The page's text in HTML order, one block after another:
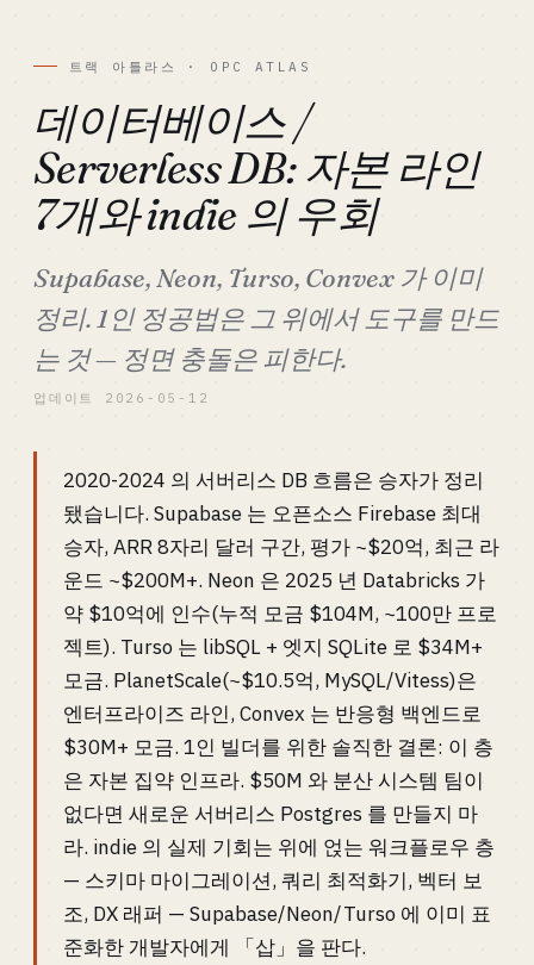
트랙 아틀라스 · OPC ATLAS
데이터베이스 /
Serverless DB: 자본 라인
7개와 indie 의 우회
Supabase, Neon, Turso, Convex 가 이미
정리. 1인 정공법은 그 위에서 도구를 만드
는 것 — 정면 충돌은 피한다.
업데이트 2026-05-12
2020-2024 의 서버리스 DB 흐름은 승자가 정리
됐습니다. Supabase 는 오픈소스 Firebase 최대
승자, ARR 8자리 달러 구간, 평가 ~$20억, 최근 라
운드 ~$200M+. Neon 은 2025 년 Databricks 가
약 $10억에 인수(누적 모금 $104M, ~100만 프로
젝트). Turso 는 libSQL + 엣지 SQLite 로 $34M+
모금. PlanetScale(~$10.5억, MySQL/Vitess)은
엔터프라이즈 라인, Convex 는 반응형 백엔드로
$30M+ 모금. 1인 빌더를 위한 솔직한 결론: 이 층
은 자본 집약 인프라. $50M 와 분산 시스템 팀이
없다면 새로운 서버리스 Postgres 를 만들지 마
라. indie 의 실제 기회는 위에 얹는 워크플로우 층
— 스키마 마이그레이션, 쿼리 최적화기, 벡터 보
조, DX 래퍼 — Supabase/Neon/Turso 에 이미 표
준화한 개발자에게 「삽」을 판다.